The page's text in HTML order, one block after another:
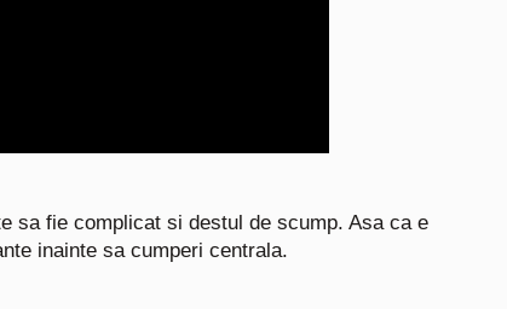
sa fie complicat si destul de scump. Asa ca e
inainte sa cumperi centrala.